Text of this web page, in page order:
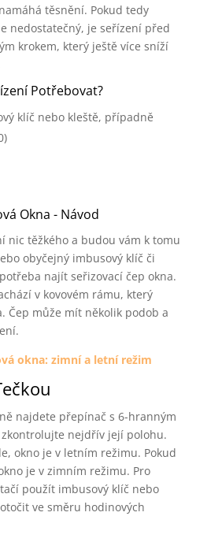
těsnění. Pokud tedy
nedostatečný, je seřízení před
krokem, který ještě více sníží
Potřebovat?
klíč nebo kleště, případně
Okna - Návod
nic těžkého a budou vám k tomu
obyčejný imbusový klíč či
najít seřizovací čep okna.
v kovovém rámu, který
Čep může mít několik podob a
okna: zimní a letní režim
najdete přepínač s 6-hranným
nejdřív její polohu.
okno je v letním režimu. Pokud
je v zimním režimu. Pro
použít imbusový klíč nebo
ve směru hodinových